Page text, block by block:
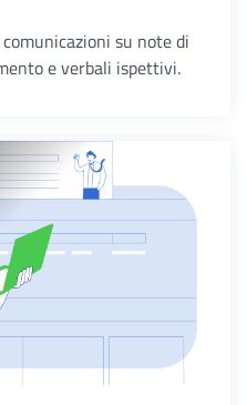
su note di
e verbali ispettivi.